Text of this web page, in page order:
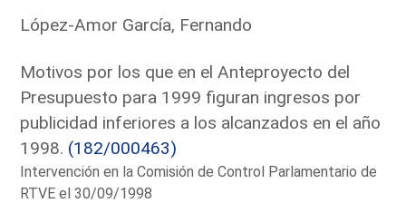
López-Amor García, Fernando
Motivos por los que en el Anteproyecto del
Presupuesto para 1999 figuran ingresos por
publicidad inferiores a los alcanzados en el año
1998. (182/000463)
Intervención en la Comisión de Control Parlamentario de
RTVE el 30/09/1998